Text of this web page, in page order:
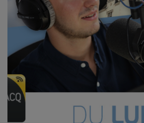
MÉDIAS
PODCASTS - SAISON 2026/2027
NOS PROGRAMMES COURTS
ARCHIVES - SAISONS PASSÉES
VOS ÉMISSIONS EN IMAGES